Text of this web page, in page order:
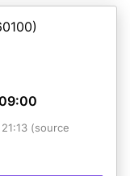
(source